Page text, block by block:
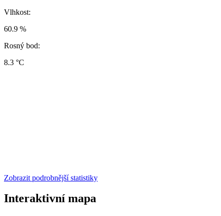
Vlhkost:
60.9 %
Rosný bod:
8.3 °C
Zobrazit podrobnější statistiky
Interaktivní mapa